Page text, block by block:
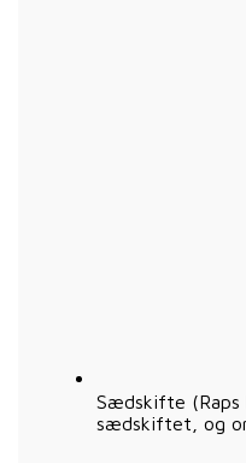
Sædskifte (Raps
sædskiftet, og